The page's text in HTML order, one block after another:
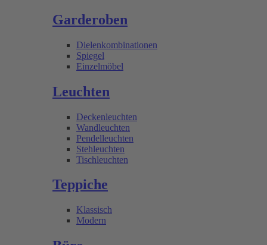
Garderoben
Dielenkombinationen
Spiegel
Einzelmöbel
Leuchten
Deckenleuchten
Wandleuchten
Pendelleuchten
Stehleuchten
Tischleuchten
Teppiche
Klassisch
Modern